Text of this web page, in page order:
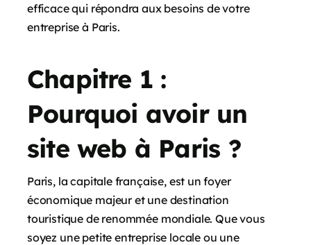
efficace qui répondra aux besoins de votre
entreprise à Paris.
Chapitre 1 :
Pourquoi avoir un
site web à Paris ?
Paris, la capitale française, est un foyer
économique majeur et une destination
touristique de renommée mondiale. Que vous
soyez une petite entreprise locale ou une